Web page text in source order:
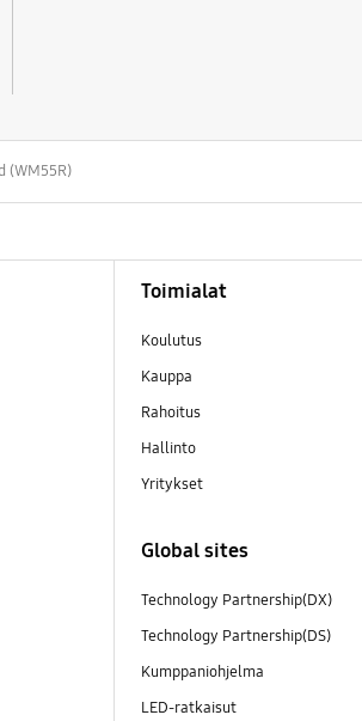
(WM55R)
Toimialat
Koulutus
Kauppa
Rahoitus
Hallinto
Yritykset
Global sites
Technology Partnership(DX)
Technology Partnership(DS)
Kumppaniohjelma
LED-ratkaisut